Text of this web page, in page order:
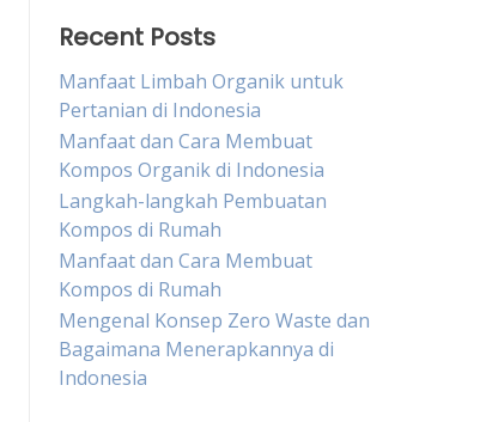
Recent Posts
Manfaat Limbah Organik untuk
Pertanian di Indonesia
Manfaat dan Cara Membuat
Kompos Organik di Indonesia
Langkah-langkah Pembuatan
Kompos di Rumah
Manfaat dan Cara Membuat
Kompos di Rumah
Mengenal Konsep Zero Waste dan
Bagaimana Menerapkannya di
Indonesia